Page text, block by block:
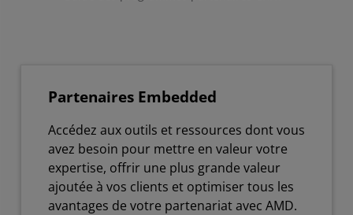
Partenaires Embedded
Accédez aux outils et ressources dont vous
avez besoin pour mettre en valeur votre
expertise, offrir une plus grande valeur
ajoutée à vos clients et optimiser tous les
avantages de votre partenariat avec AMD.